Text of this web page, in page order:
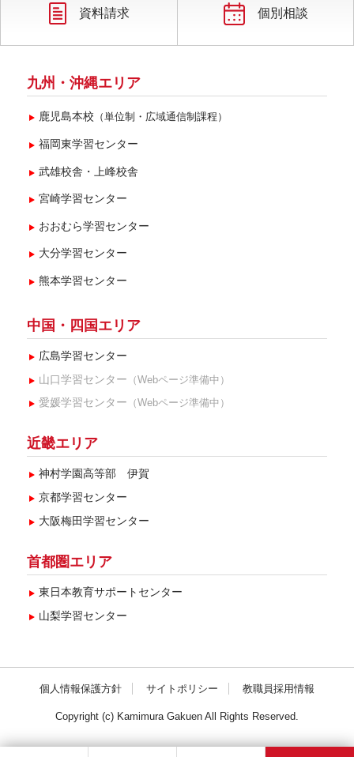
2020年3月(2)
資料請求 個別相談
九州・沖縄エリア
鹿児島本校 （単位制・広域通信制課程）
福岡東学習センター
武雄校舎・上峰校舎
宮崎学習センター
おおむら学習センター
大分学習センター
熊本学習センター
中国・四国エリア
広島学習センター
山口学習センター （Webページ準備中）
愛媛学習センター （Webページ準備中）
近畿エリア
神村学園高等部 伊賀
京都学習センター
大阪梅田学習センター
首都圏エリア
東日本教育サポートセンター
山梨学習センター
個人情報保護方針 サイトポリシー 教職員採用情報
Copyright (c) Kamimura Gakuen All Rights Reserved.